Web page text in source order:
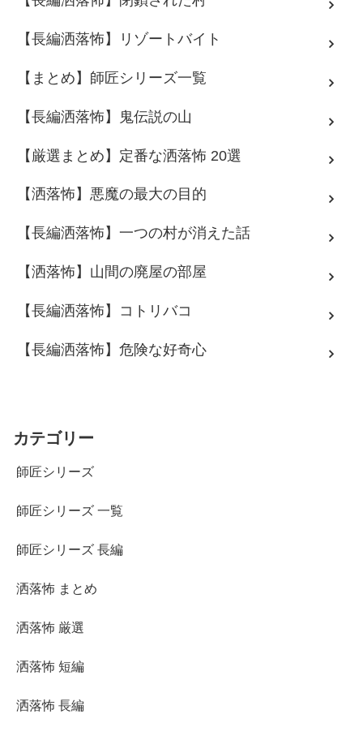
【長編洒落怖】リゾートバイト
【まとめ】師匠シリーズ一覧
【長編洒落怖】鬼伝説の山
【厳選まとめ】定番な洒落怖 20選
【洒落怖】悪魔の最大の目的
【長編洒落怖】一つの村が消えた話
【洒落怖】山間の廃屋の部屋
【長編洒落怖】コトリバコ
【長編洒落怖】危険な好奇心
カテゴリー
師匠シリーズ
師匠シリーズ 一覧
師匠シリーズ 長編
洒落怖 まとめ
洒落怖 厳選
洒落怖 短編
洒落怖 長編